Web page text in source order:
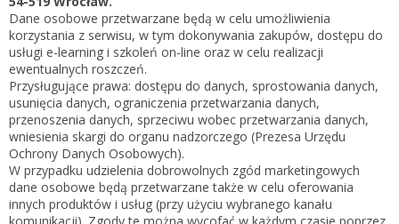
Zarejestruj
Dane osobowe przetwarzane będą w celu umożliwienia
korzystania z serwisu, w tym dokonywania zakupów, dostępu do
usługi e-learning i szkoleń on-line oraz w celu realizacji
ewentualnych roszczeń.
Przysługujące prawa: dostępu do danych, sprostowania danych,
usunięcia danych, ograniczenia przetwarzania danych,
przenoszenia danych, sprzeciwu wobec przetwarzania danych,
wniesienia skargi do organu nadzorczego (Prezesa Urzędu
Ochrony Danych Osobowych).
W przypadku udzielenia dobrowolnych zgód marketingowych
dane osobowe będą przetwarzane także w celu oferowania
innych produktów i usług (przy użyciu wybranego kanału